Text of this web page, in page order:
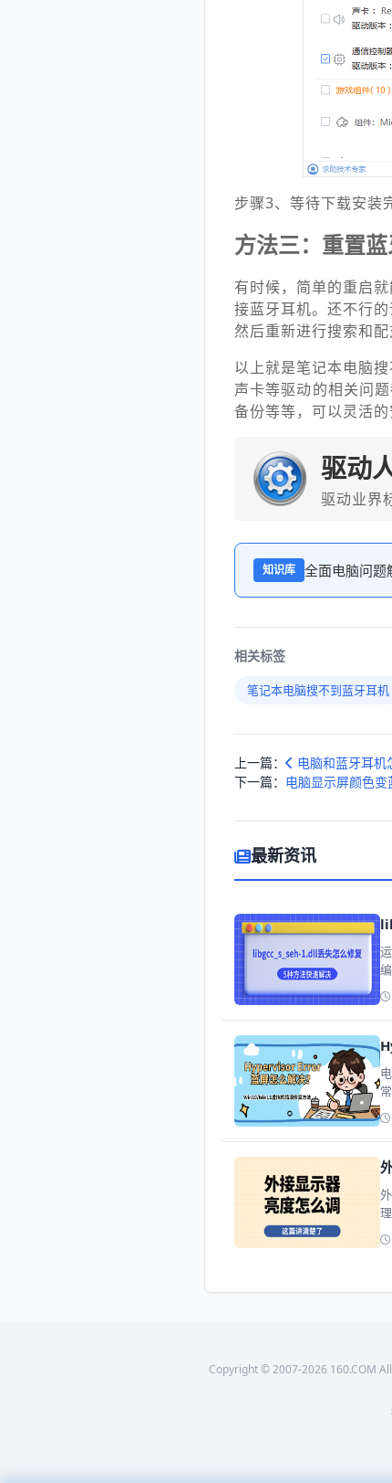
步骤3、等待下载安装
方法三：重置
有时候，简单的重启
接蓝牙耳机。还不行
然后重新进行搜索和配
以上就是笔记本电脑
声卡等驱动的相关问
备份等等，可以灵活的
驱动
驱动业界
知识库 全面电脑问题
相关标签
笔记本电脑搜不到蓝牙耳机
上一篇：
电脑和蓝牙耳机
下一篇： 电脑显示屏颜色
最新资讯
Copyright © 2007-2026 160.COM